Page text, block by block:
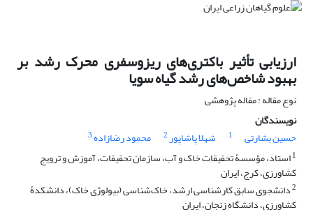
ارزیابی تأثیر باکتری‌های ریزوسفری محرک رشد بر
بهبود شاخص‌های رشد گیاه سویا
نوع مقاله : مقاله پژوهشی
نویسندگان
حسین بشارتی
1 شهلا پاشاپور2 محمود رضازاده3
1استاد، مؤسسۀ تحقیقات خاک و آب، سازمان تحقیقات، آموزش و ترویج
کشاورزی، کرج، ایران
2دانشجوی سابق کارشناسی ارشد، خاک‌شناسی (بیولوژی خاک)، دانشکدۀ
کشاورزی، دانشگاه زنجان، ایران